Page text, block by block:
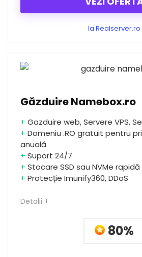
la Realserver.ro
Găzduire Namebox.ro
+ Gazduire web, Servere VPS,
+ Domeniu .RO gratuit pentru
anuală
+ Suport 24/7
+ Stocare SSD sau NVMe rapidă
+ Protecție Imunify360, DDoS
Detalii +
80%